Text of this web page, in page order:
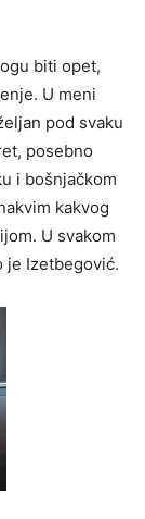
biti opet,
U meni
pod svaku
posebno
i bošnjačkom
kakvog
U svakom
je Izetbegović.